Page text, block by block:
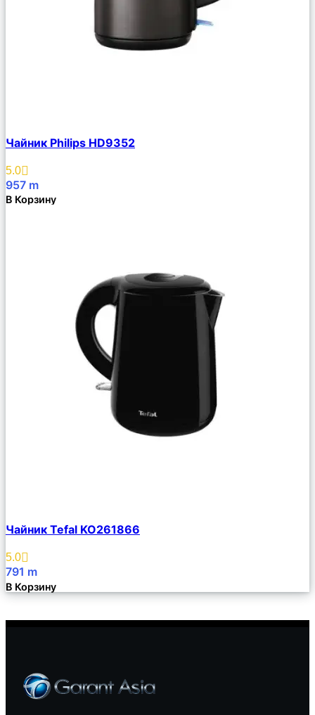
Описание
Избранное
Чайник Philips HD9352
5.0
957 m
В Корзину
Описание
Избранное
Чайник Tefal KO261866
5.0
791 m
В Корзину